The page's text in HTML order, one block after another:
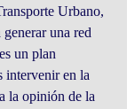
Urbano,
generar una red
un plan
intervenir en la
la opinión de la